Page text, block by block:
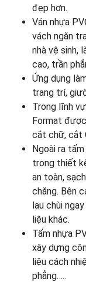
đẹp hơn.
Ván nhựa
vách ngăn
nhà vệ sinh,
cao, trần
Ứng dụng
trang trí,
Trong lĩnh
Format
cắt chữ, cắt
Ngoài ra
trong thiết
an toàn,
chăng. Bên
lau chùi
liệu khác.
Tấm nhựa
xây dựng
liệu cách
phẳng…..